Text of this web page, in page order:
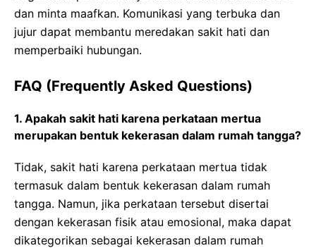
dan minta maafkan. Komunikasi yang terbuka dan
jujur dapat membantu meredakan sakit hati dan
memperbaiki hubungan.
FAQ (Frequently Asked Questions)
1. Apakah sakit hati karena perkataan mertua
merupakan bentuk kekerasan dalam rumah tangga?
Tidak, sakit hati karena perkataan mertua tidak
termasuk dalam bentuk kekerasan dalam rumah
tangga. Namun, jika perkataan tersebut disertai
dengan kekerasan fisik atau emosional, maka dapat
dikategorikan sebagai kekerasan dalam rumah